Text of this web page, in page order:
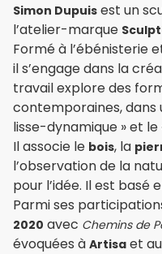
Simon Dupuis est un
l’atelier-marque
Formé à l’ébénisterie
il s’engage dans la
travail explore des
contemporaines, dans
lisse-dynamique » et
Il associe le bois, la
l’observation de la
pour l’idée. Il est basé
Parmi ses
2020 avec Chemins de
évoquées à Artisa et au